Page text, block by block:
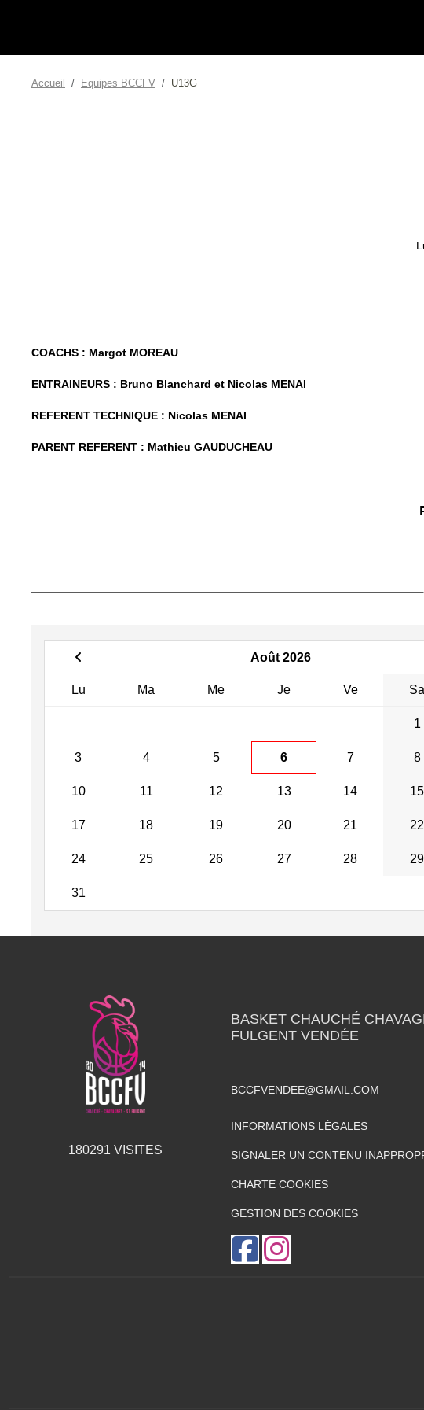
Accueil Equipes BCCFV U13G
COACHS : Margot MOREAU
ENTRAINEURS : Bruno Blanchard et Nicolas MENAI
REFERENT TECHNIQUE : Nicolas MENAI
PARENT REFERENT : Mathieu GAUDUCHEAU
Août 2026
Lu Ma Me Je Ve Sa
1
3 4 5 6 7 8
10 11 12 13 14 15
17 18 19 20 21 22
24 25 26 27 28 29
31
180291 VISITES
BASKET CHAUCHÉ
FULGENT VENDÉE
BCCFVENDEE@GMAIL.COM
INFORMATIONS LÉGALES
SIGNALER UN CONTENU
CHARTE COOKIES
GESTION DES COOKIES